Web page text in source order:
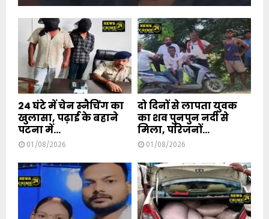
24 घंटे में चेन स्नैचिंग का
खुलासा, पढ़ाई के बहाने
पटना में...
01/08/2026
दो दिनों से लापता युवक
का शव पुनपुन नदी से
मिला, परिजनों...
01/08/2026